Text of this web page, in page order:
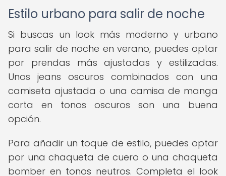
Estilo urbano para salir de noche
Si buscas un look más moderno y urbano
para salir de noche en verano, puedes optar
por prendas más ajustadas y estilizadas.
Unos jeans oscuros combinados con una
camiseta ajustada o una camisa de manga
corta en tonos oscuros son una buena
opción.
Para añadir un toque de estilo, puedes optar
por una chaqueta de cuero o una chaqueta
bomber en tonos neutros. Completa el look